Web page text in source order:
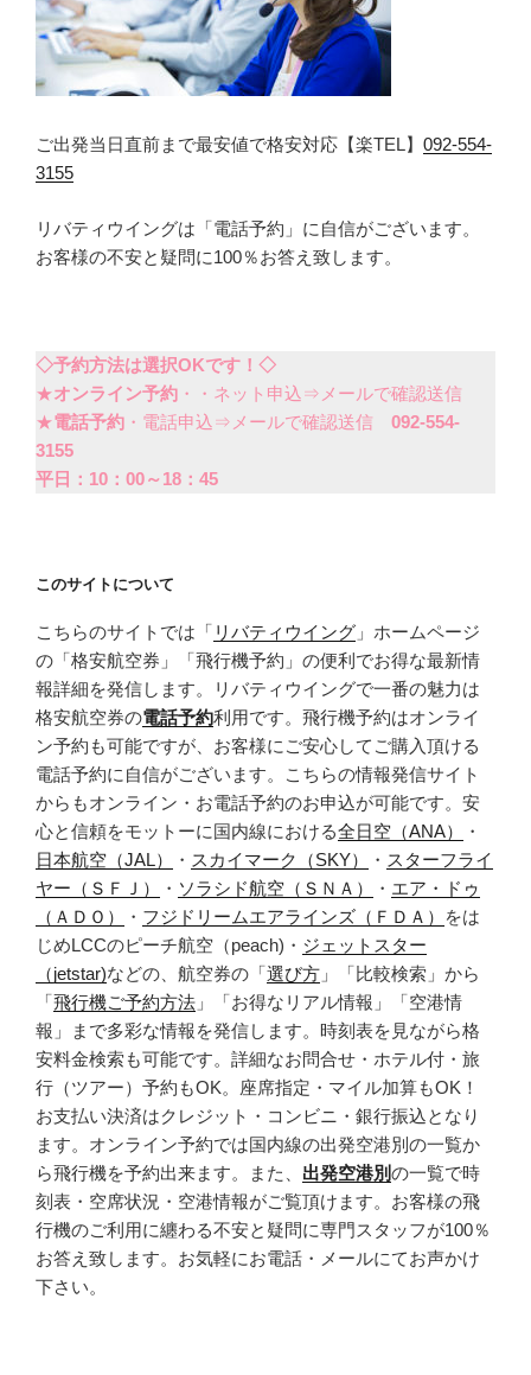
ご出発当日直前まで最安値で格安対応【楽TEL】 092-554-
3155
リバティウイングは「電話予約」に自信がございます。
お客様の不安と疑問に100％お答え致します。
◇予約方法は選択OKです！◇
★オンライン予約 ・・ネット申込⇒メールで確認送信
★電話予約 ・電話申込⇒メールで確認送信 092-554-
3155
平日：10：00～18：45
このサイトについて
こちらのサイトでは「 リバティウイング 」ホームページ
の「格安航空券」「飛行機予約」の便利でお得な最新情
報詳細を発信します。リバティウイングで一番の魅力は
格安航空券の電話予約利用です。飛行機予約はオンライ
ン予約も可能ですが、お客様にご安心してご購入頂ける
電話予約に自信がございます。こちらの情報発信サイト
からもオンライン・お電話予約のお申込が可能です。安
心と信頼をモットーに国内線における全日空（ANA）
・
日本航空（JAL）
・ スカイマーク（SKY） ・ スターフライ
ヤー（ＳＦＪ）
・ ソラシド航空（ＳＮＡ） ・ エア・ドゥ
（ＡＤＯ）
・ フジドリームエアラインズ（ＦＤＡ）
をは
じめLCCのピーチ航空（peach)・ ジェットスター
（jetstar)などの、航空券の「選び方 」「比較検索」から
「飛行機ご予約方法 」「お得なリアル情報」「空港情
報」まで多彩な情報を発信します。時刻表を見ながら格
安料金検索も可能です。詳細なお問合せ・ホテル付・旅
行（ツアー）予約もOK。座席指定・マイル加算もOK！
お支払い決済はクレジット・コンビニ・銀行振込となり
ます。オンライン予約では国内線の出発空港別の一覧か
ら飛行機を予約出来ます。また、 出発空港別の一覧で時
刻表・空席状況・空港情報がご覧頂けます。お客様の飛
行機のご利用に纏わる不安と疑問に専門スタッフが100％
お答え致します。お気軽にお電話・メールにてお声かけ
下さい。